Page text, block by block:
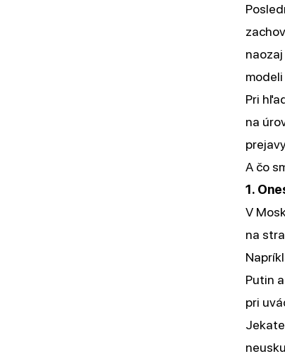
Pri
na
A čo
1.
V
na
Putin
pri